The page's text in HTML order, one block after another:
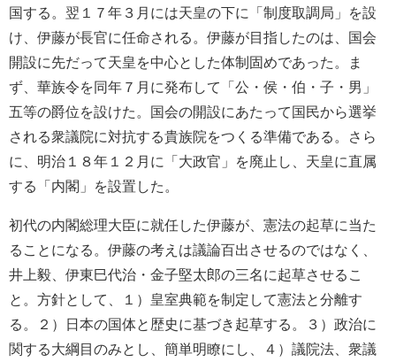
国する。翌１７年３月には天皇の下に「制度取調局」を設
け、伊藤が長官に任命される。伊藤が目指したのは、国会
開設に先だって天皇を中心とした体制固めであった。ま
ず、華族令を同年７月に発布して「公・侯・伯・子・男」
五等の爵位を設けた。国会の開設にあたって国民から選挙
される衆議院に対抗する貴族院をつくる準備である。さら
に、明治１８年１２月に「大政官」を廃止し、天皇に直属
する「内閣」を設置した。
初代の内閣総理大臣に就任した伊藤が、憲法の起草に当た
ることになる。伊藤の考えは議論百出させるのではなく、
井上毅、伊東巳代治・金子堅太郎の三名に起草させるこ
と。方針として、１）皇室典範を制定して憲法と分離す
る。２）日本の国体と歴史に基づき起草する。３）政治に
関する大綱目のみとし、簡単明瞭にし、４）議院法、衆議